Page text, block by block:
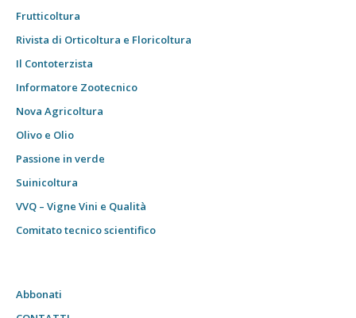
Frutticoltura
Rivista di Orticoltura e Floricoltura
Il Contoterzista
Informatore Zootecnico
Nova Agricoltura
Olivo e Olio
Passione in verde
Suinicoltura
VVQ – Vigne Vini e Qualità
Comitato tecnico scientifico
Abbonati